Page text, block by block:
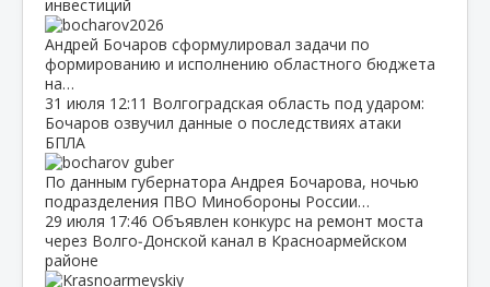
инвестиций
Андрей Бочаров сформулировал задачи по
формированию и исполнению областного бюджета
на…
31 июля 12:11 Волгоградская область под ударом:
Бочаров озвучил данные о последствиях атаки
БПЛА
По данным губернатора Андрея Бочарова, ночью
подразделения ПВО Минобороны России…
29 июля 17:46 Объявлен конкурс на ремонт моста
через Волго‑Донской канал в Красноармейском
районе